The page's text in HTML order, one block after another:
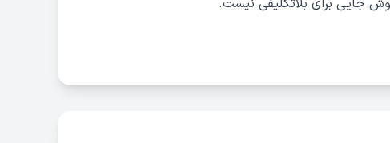
جایی برای بلاتکلیفی نیست.